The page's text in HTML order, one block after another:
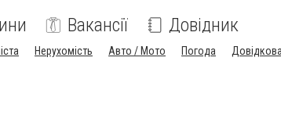
Вакансії Довідник
Нерухомість Авто / Мото Погода Довідкова